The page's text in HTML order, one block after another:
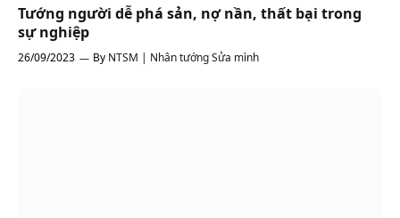
Tướng người dễ phá sản, nợ nần, thất bại trong
sự nghiệp
26/09/2023 By NTSM | Nhân tướng Sửa mình